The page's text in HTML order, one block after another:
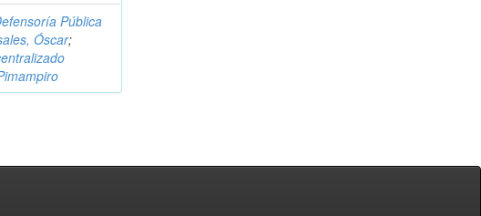
Pública
Óscar;